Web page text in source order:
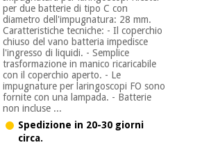
per due batterie di tipo C con
diametro dell'impugnatura: 28 mm.
Caratteristiche tecniche: - Il coperchio
chiuso del vano batteria impedisce
l'ingresso di liquidi. - Semplice
trasformazione in manico ricaricabile
con il coperchio aperto. - Le
impugnature per laringoscopi FO sono
fornite con una lampada. - Batterie
non incluse ...
Spedizione in 20-30 giorni
circa.